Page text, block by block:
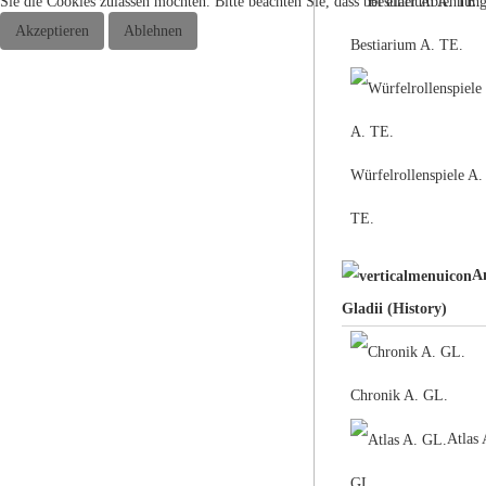
Bestiarium A. TE.
Würfelrollenspiele A.
TE.
Gladii (History)
Chronik A. GL.
Atlas
Akzeptieren
Ablehnen